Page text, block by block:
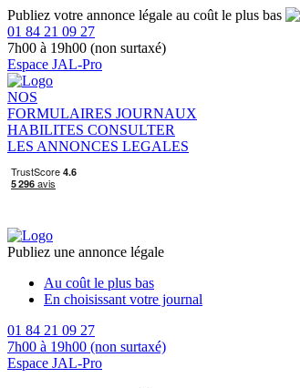
Publiez votre annonce légale au coût le plus bas
01 84 21 09 27
7h00 à 19h00 (non surtaxé)
Espace JAL-Pro
NOS
FORMULAIRES JOURNAUX
HABILITES CONSULTER
LES ANNONCES LEGALES
Publiez une annonce légale
Au coût le plus bas
En choisissant votre journal
01 84 21 09 27
7h00 à 19h00 (non surtaxé)
Espace JAL-Pro